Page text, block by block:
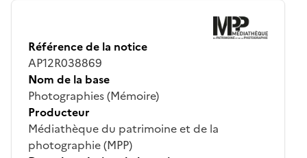
Référence de la notice
AP12R038869
Nom de la base
Photographies (Mémoire)
Producteur
Médiathèque du patrimoine et de la
photographie (MPP)